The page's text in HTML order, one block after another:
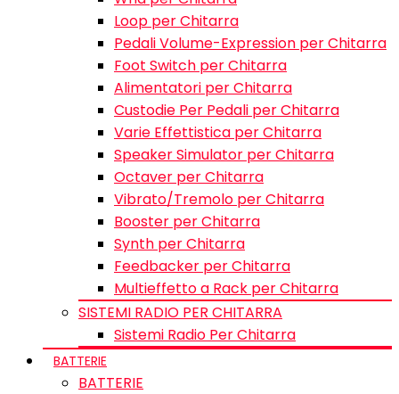
Loop per Chitarra
Pedali Volume-Expression per Chitarra
Foot Switch per Chitarra
Alimentatori per Chitarra
Custodie Per Pedali per Chitarra
Varie Effettistica per Chitarra
Speaker Simulator per Chitarra
Octaver per Chitarra
Vibrato/Tremolo per Chitarra
Booster per Chitarra
Synth per Chitarra
Feedbacker per Chitarra
Multieffetto a Rack per Chitarra
SISTEMI RADIO PER CHITARRA
Sistemi Radio Per Chitarra
BATTERIE
BATTERIE